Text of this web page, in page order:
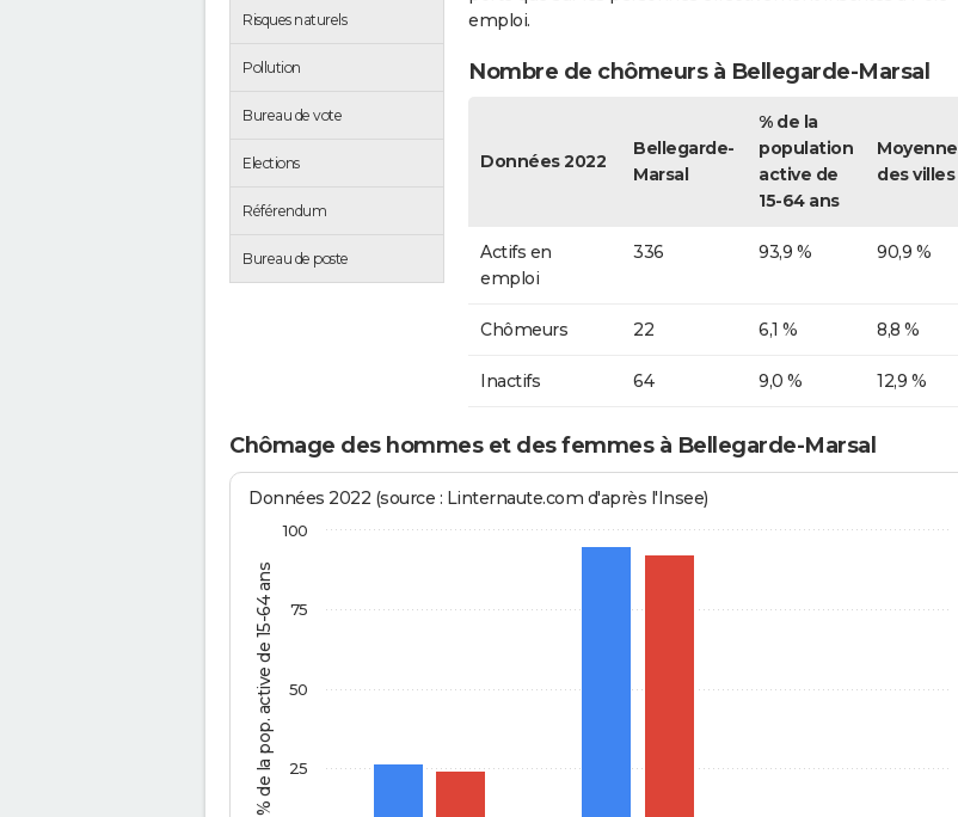
Risques naturels
Pollution
Bureau de vote
Elections
Référendum
Bureau de poste
emploi.
Nombre de chômeurs à Bellegarde-Marsal
Données 2022
Bellegarde-
Marsal
% de la
population
active de
15-64 ans
Moyenne
des villes
Actifs en
emploi
336 93,9 % 90,9 %
Chômeurs 22 6,1 % 8,8 %
Inactifs 64 9,0 % 12,9 %
Chômage des hommes et des femmes à Bellegarde-Marsal
% de la pop. active de 15-64 ans
Données 2022 (source : Linternaute.com d'après l'Insee)
25
50
75
100